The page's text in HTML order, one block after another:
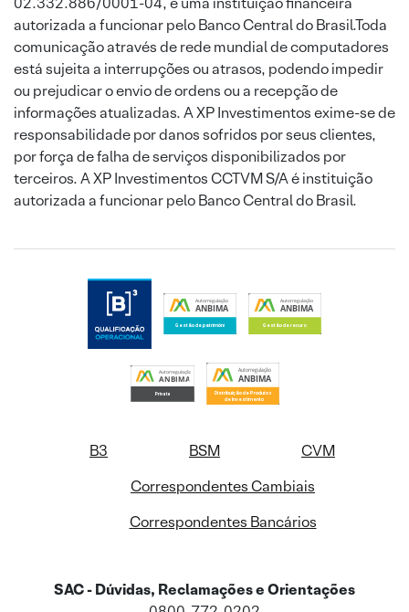
autorizada a funcionar pelo Banco Central do Brasil.Toda
comunicação através de rede mundial de computadores
está sujeita a interrupções ou atrasos, podendo impedir
ou prejudicar o envio de ordens ou a recepção de
informações atualizadas. A XP Investimentos exime-se de
responsabilidade por danos sofridos por seus clientes,
por força de falha de serviços disponibilizados por
terceiros. A XP Investimentos CCTVM S/A é instituição
autorizada a funcionar pelo Banco Central do Brasil.
B3 BSM
CVM
Correspondentes Cambiais
Correspondentes Bancários
SAC - Dúvidas, Reclamações e Orientações